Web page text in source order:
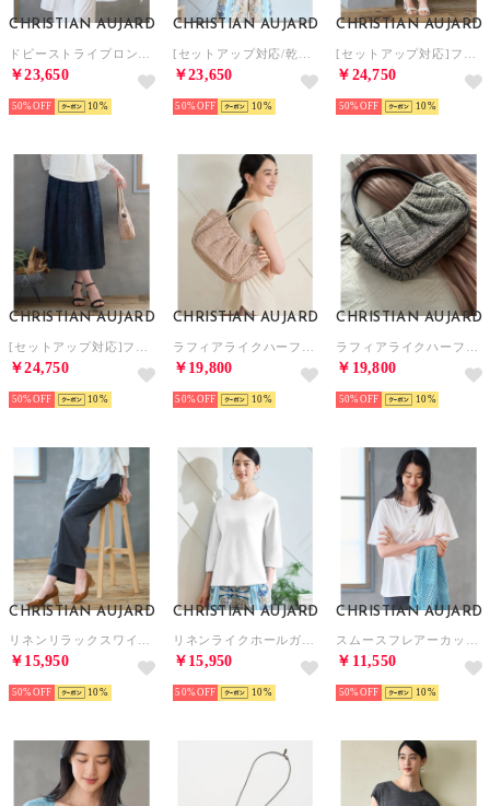
CHRISTIAN AUJARD
￥23,650
50% 10
CHRISTIAN AUJARD
￥23,650
50% 10
CHRISTIAN AUJARD
￥24,750
50% 10
CHRISTIAN AUJARD
￥24,750
50% 10
CHRISTIAN AUJARD
￥19,800
50% 10
CHRISTIAN AUJARD
￥19,800
50% 10
CHRISTIAN AUJARD
￥15,950
50% 10
CHRISTIAN AUJARD
￥15,950
50% 10
CHRISTIAN AUJARD
￥11,550
50% 10